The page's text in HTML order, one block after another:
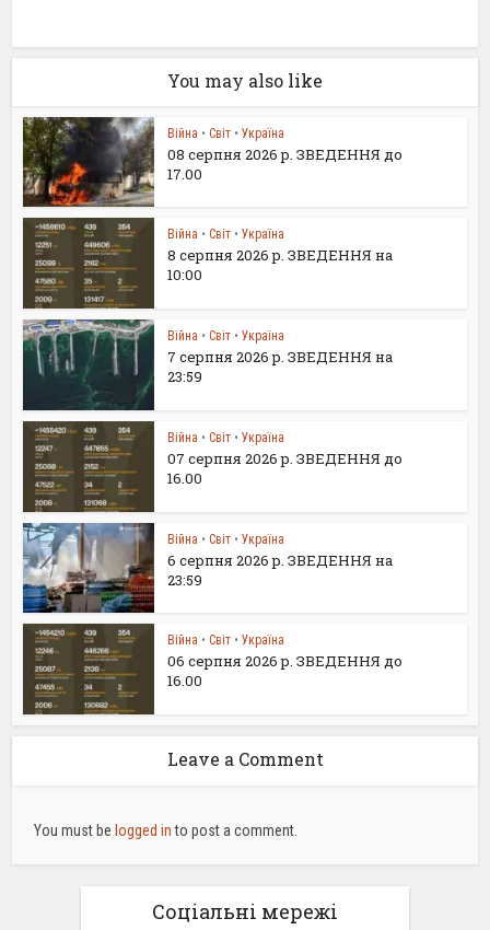
You may also like
Війна • Світ • Україна
08 серпня 2026 р. ЗВЕДЕННЯ до
17.00
Війна • Світ • Україна
8 серпня 2026 р. ЗВЕДЕННЯ на
10:00
Війна • Світ • Україна
7 серпня 2026 р. ЗВЕДЕННЯ на
23:59
Війна • Світ • Україна
07 серпня 2026 р. ЗВЕДЕННЯ до
16.00
Війна • Світ • Україна
6 серпня 2026 р. ЗВЕДЕННЯ на
23:59
Війна • Світ • Україна
06 серпня 2026 р. ЗВЕДЕННЯ до
16.00
Leave a Comment
You must be logged into post a comment.
Соціальні мережі